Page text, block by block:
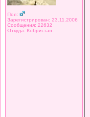
Пол:
Зарегистрирован: 23.11.2006
Сообщения: 22632
Откуда: Кобристан.